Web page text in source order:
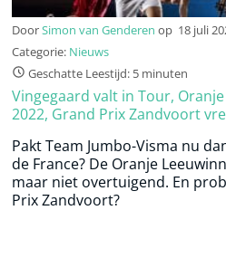
DoorSimon van Genderen op 18 juli
Categorie: Nieuws
Geschatte Leestijd: 5 minuten
Vingegaard valt in Tour,
2022, Grand Prix Zandvoort
Pakt Team Jumbo-Visma nu
de France? De Oranje
maar niet overtuigend. En
Prix Zandvoort?